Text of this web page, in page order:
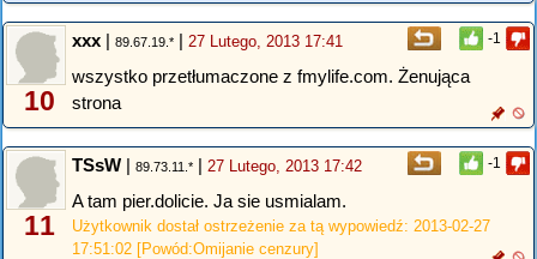
-1
10
xxx | 89.67.19.* | 27 Lutego, 2013 17:41
wszystko przetłumaczone z fmylife.com. Żenująca
strona
-1
11
TSsW | 89.73.11.* | 27 Lutego, 2013 17:42
A tam pier.dolicie. Ja sie usmialam.
Użytkownik dostał ostrzeżenie za tą wypowiedź: 2013-02-27
17:51:02 [Powód:Omijanie cenzury]